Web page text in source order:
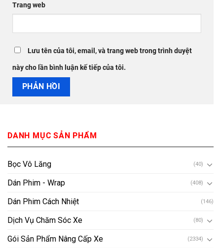
DANH MỤC SẢN PHẨM
Bọc Vô Lăng (40)
Dán Phim - Wrap (408)
Dán Phim Cách Nhiệt (146)
Dịch Vụ Chăm Sóc Xe (80)
Gói Sản Phẩm Nâng Cấp Xe (2334)
Trang web
Lưu tên của tôi, email, và trang web trong trình duyệt
này cho lần bình luận kế tiếp của tôi.